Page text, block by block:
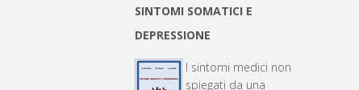
SINTOMI SOMATICI E
DEPRESSIONE
I sintomi medici non
spiegati da una